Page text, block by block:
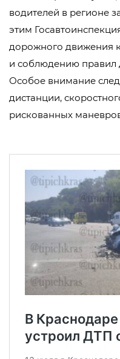
водителей в регионе
этим
дорожного движения
и соблюдению
Особое внимание
дистанции,
рискованных